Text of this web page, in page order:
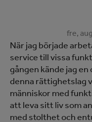
fre,
När jag började
service till vissa
gången kände jag
denna rättighetslag
människor med
att leva sitt liv som
med stolthet och